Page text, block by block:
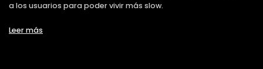
a los usuarios para poder vivir más slow.
Leer más